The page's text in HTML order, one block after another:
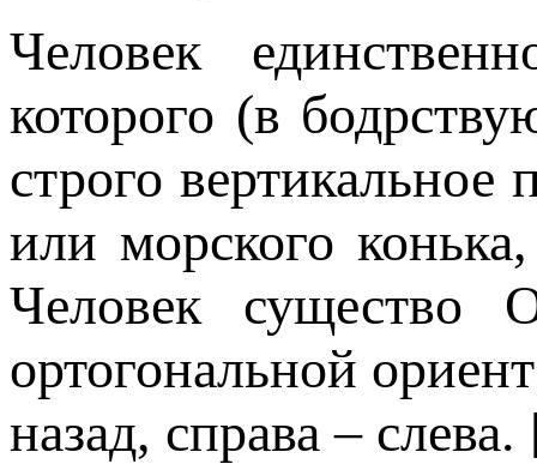
Человек
которого (в
строго
или морского
Человек
ортогональной
назад, справа –